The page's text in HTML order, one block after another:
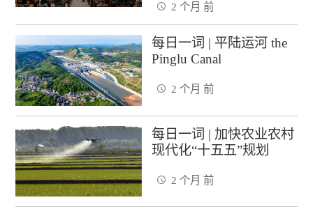
2 个月 前
每日一词 | 平陆运河 the
Pinglu Canal
2 个月 前
每日一词 | 加快农业农村
现代化“十五五”规划
2 个月 前